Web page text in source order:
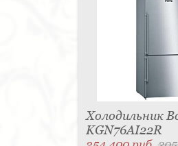
Холодильник
KGN76AI22R